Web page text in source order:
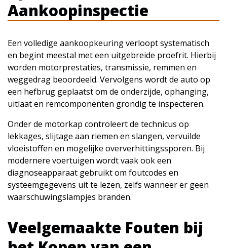
Aankoopinspectie
Een volledige aankoopkeuring verloopt systematisch
en begint meestal met een uitgebreide proefrit. Hierbij
worden motorprestaties, transmissie, remmen en
weggedrag beoordeeld. Vervolgens wordt de auto op
een hefbrug geplaatst om de onderzijde, ophanging,
uitlaat en remcomponenten grondig te inspecteren.
Onder de motorkap controleert de technicus op
lekkages, slijtage aan riemen en slangen, vervuilde
vloeistoffen en mogelijke oververhittingssporen. Bij
modernere voertuigen wordt vaak ook een
diagnoseapparaat gebruikt om foutcodes en
systeemgegevens uit te lezen, zelfs wanneer er geen
waarschuwingslampjes branden.
Veelgemaakte Fouten bij